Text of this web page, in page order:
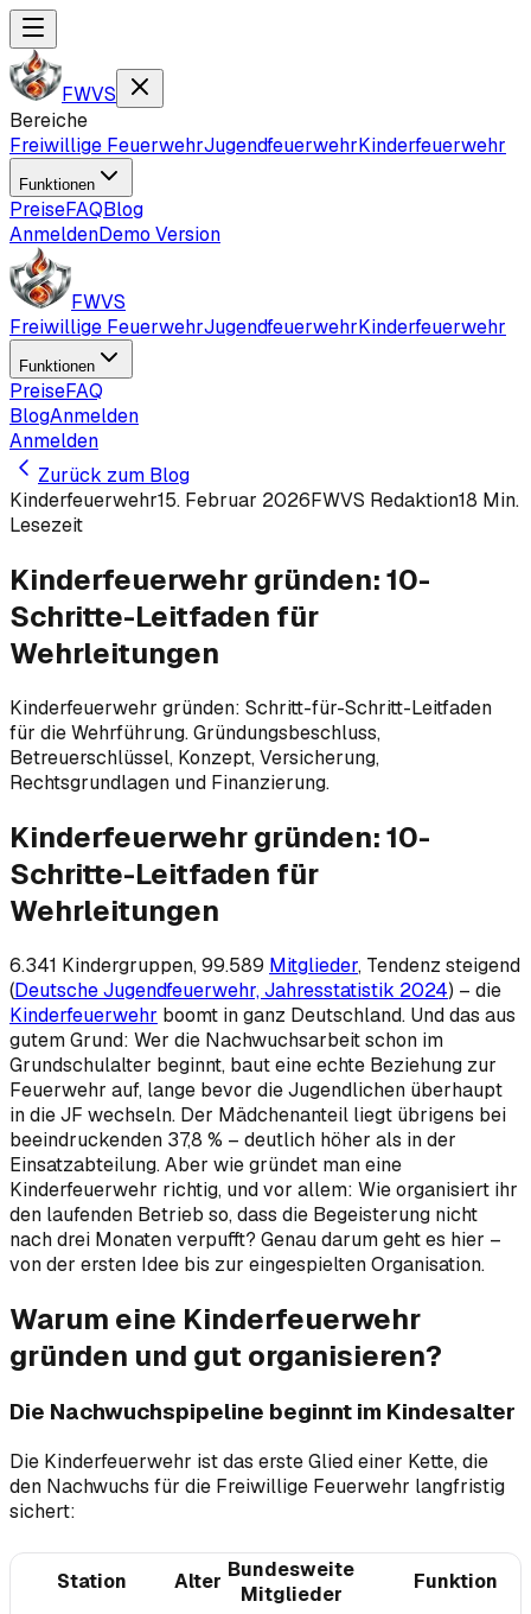
FWVS
Bereiche
Freiwillige FeuerwehrJugendfeuerwehrKinderfeuerwehr
Funktionen
PreiseFAQBlog
AnmeldenDemo Version
FWVS
Freiwillige FeuerwehrJugendfeuerwehrKinderfeuerwehr
Funktionen
PreiseFAQ
BlogAnmelden
Anmelden
Zurück zum Blog
Kinderfeuerwehr15. Februar 2026FWVS Redaktion18 Min.
Lesezeit
Kinderfeuerwehr gründen: 10-
Schritte-Leitfaden für
Wehrleitungen
Kinderfeuerwehr gründen: Schritt-für-Schritt-Leitfaden
für die Wehrführung. Gründungsbeschluss,
Betreuerschlüssel, Konzept, Versicherung,
Rechtsgrundlagen und Finanzierung.
Kinderfeuerwehr gründen: 10-
Schritte-Leitfaden für
Wehrleitungen
6.341 Kindergruppen, 99.589 Mitglieder, Tendenz steigend
(Deutsche Jugendfeuerwehr, Jahresstatistik 2024) – die
Kinderfeuerwehr boomt in ganz Deutschland. Und das aus
gutem Grund: Wer die Nachwuchsarbeit schon im
Grundschulalter beginnt, baut eine echte Beziehung zur
Feuerwehr auf, lange bevor die Jugendlichen überhaupt
in die JF wechseln. Der Mädchenanteil liegt übrigens bei
beeindruckenden 37,8 % – deutlich höher als in der
Einsatzabteilung. Aber wie gründet man eine
Kinderfeuerwehr richtig, und vor allem: Wie organisiert ihr
den laufenden Betrieb so, dass die Begeisterung nicht
nach drei Monaten verpufft? Genau darum geht es hier –
von der ersten Idee bis zur eingespielten Organisation.
Warum eine Kinderfeuerwehr
gründen und gut organisieren?
Die Nachwuchspipeline beginnt im Kindesalter
Die Kinderfeuerwehr ist das erste Glied einer Kette, die
den Nachwuchs für die Freiwillige Feuerwehr langfristig
sichert:
Station Alter Bundesweite
Mitglieder
Funktion